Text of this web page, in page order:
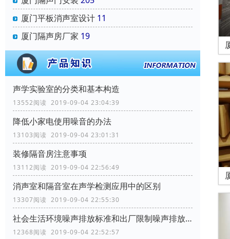
厦门平板消声室设计 11
厦门隔声房厂家 19
声学实验室的分类和基本构造
13552阅读 2019-09-04 23:04:39
降低小家电使用噪音的办法
13103阅读 2019-09-04 23:01:31
装修隔音房注意事项
13112阅读 2019-09-04 22:56:49
消声室和隔音室在声学检测应用中的区别
13307阅读 2019-09-04 22:55:30
社会生活环境噪声排放标准和出厂限制噪声排放标准
12368阅读 2019-09-04 22:52:57